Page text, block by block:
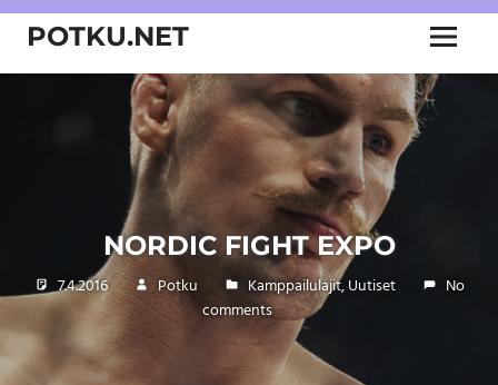
Skip
content
POTKU.NET
kamppailulajien
Menu
NORDIC FIGHT EXPO
7.4.2016 Potku Kamppailulajit,Uutiset
No
comments